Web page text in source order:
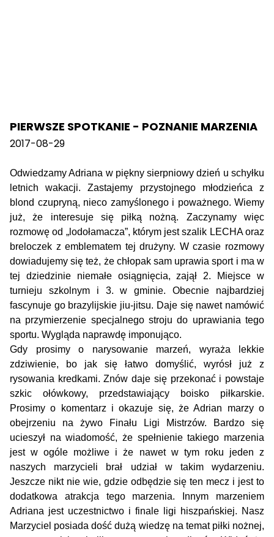
PIERWSZE SPOTKANIE - POZNANIE MARZENIA
2017-08-29
Odwiedzamy Adriana w piękny sierpniowy dzień u schyłku
letnich wakacji. Zastajemy przystojnego młodzieńca z
blond czupryną, nieco zamyślonego i poważnego. Wiemy
już, że interesuje się piłką nożną. Zaczynamy więc
rozmowę od „lodołamacza”, którym jest szalik LECHA oraz
breloczek z emblematem tej drużyny. W czasie rozmowy
dowiadujemy się też, że chłopak sam uprawia sport i ma w
tej dziedzinie niemałe osiągnięcia, zajął 2. Miejsce w
turnieju szkolnym i 3. w gminie. Obecnie najbardziej
fascynuje go brazylijskie jiu-jitsu. Daje się nawet namówić
na przymierzenie specjalnego stroju do uprawiania tego
sportu. Wygląda naprawdę imponująco.
Gdy prosimy o narysowanie marzeń, wyraża lekkie
zdziwienie, bo jak się łatwo domyślić, wyrósł już z
rysowania kredkami. Znów daje się przekonać i powstaje
szkic ołówkowy, przedstawiający boisko piłkarskie.
Prosimy o komentarz i okazuje się, że Adrian marzy o
obejrzeniu na żywo Finału Ligi Mistrzów. Bardzo się
ucieszył na wiadomość, że spełnienie takiego marzenia
jest w ogóle możliwe i że nawet w tym roku jeden z
naszych marzycieli brał udział w takim wydarzeniu.
Jeszcze nikt nie wie, gdzie odbędzie się ten mecz i jest to
dodatkowa atrakcja tego marzenia. Innym marzeniem
Adriana jest uczestnictwo i finale ligi hiszpańskiej. Nasz
Marzyciel posiada dość dużą wiedzę na temat piłki nożnej,